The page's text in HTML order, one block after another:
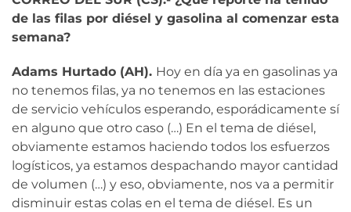
de las filas por diésel y gasolina al comenzar esta
semana?
Adams Hurtado (AH). Hoy en día ya en gasolinas ya
no tenemos filas, ya no tenemos en las estaciones
de servicio vehículos esperando, esporádicamente sí
en alguno que otro caso (…) En el tema de diésel,
obviamente estamos haciendo todos los esfuerzos
logísticos, ya estamos despachando mayor cantidad
de volumen (…) y eso, obviamente, nos va a permitir
disminuir estas colas en el tema de diésel. Es un